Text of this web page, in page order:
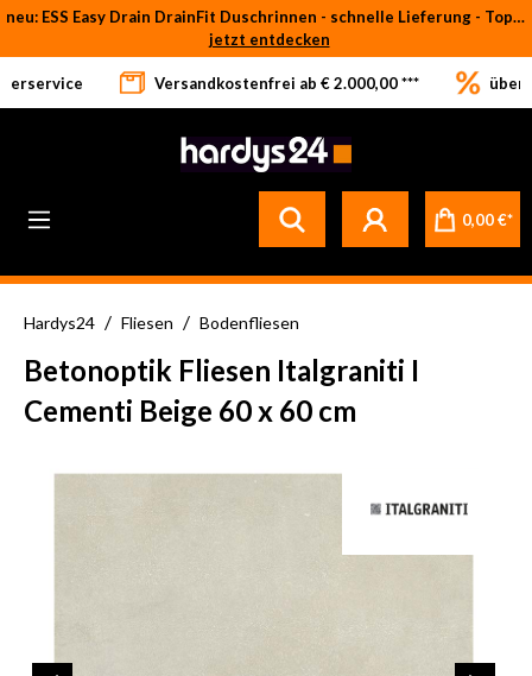
Zum Hauptinhalt springen
neu: ESS Easy Drain DrainFit Duschrinnen - schnelle Lieferung - Top-Preise
jetzt entdecken
Versandkostenfrei ab € 2.000,00 *** über
0,00 €*
Hardys24 / Fliesen / Bodenfliesen
Betonoptik Fliesen Italgraniti I
Cementi Beige 60 x 60 cm